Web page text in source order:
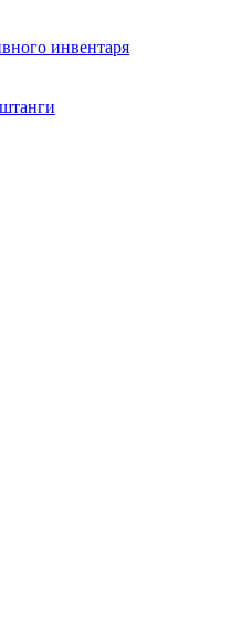
инвентаря